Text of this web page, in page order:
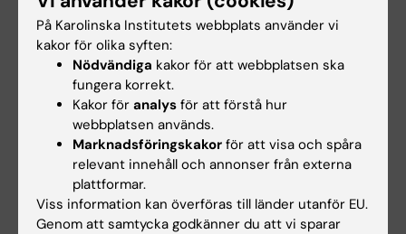
Anna Falk
Redaktör:Charlotte Brandt
Sidan uppdaterad:2026-06-16
På Karolinska Institutets webbplats använder vi
kakor för olika syften:
Nödvändiga kakor för att webbplatsen ska
fungera korrekt.
Kakor för analys för att förstå hur
webbplatsen används.
Marknadsföringskakor för att visa och spåra
relevant innehåll och annonser från externa
plattformar.
Viss information kan överföras till länder utanför EU.
Genom att samtycka godkänner du att vi sparar